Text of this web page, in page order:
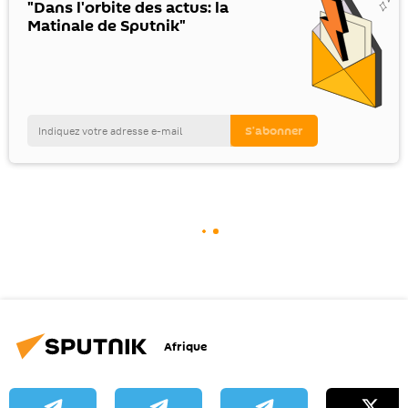
"Dans l'orbite des actus: la
Matinale de Sputnik"
Afrique